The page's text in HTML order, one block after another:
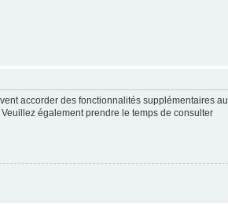
accorder des fonctionnalités supplémentaires
également prendre le temps de consulter